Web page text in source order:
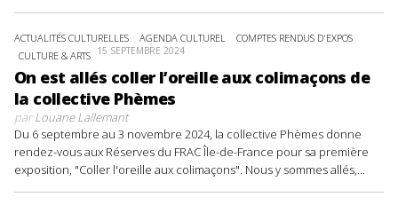
ACTUALITÉS CULTURELLES AGENDA CULTUREL
COMPTES RENDUS D'EXPOS
CULTURE & ARTS 15 SEPTEMBRE 2024
On est allés coller l’oreille aux colimaçons de
la collective Phèmes
parLouane Lallemant
Du 6 septembre au 3 novembre 2024, la collective Phèmes donne
rendez-vous aux Réserves du FRAC Île-de-France pour sa première
exposition, "Coller l'oreille aux colimaçons". Nous y sommes allés,...